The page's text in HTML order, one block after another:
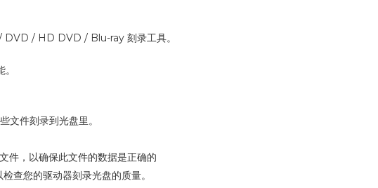
/ HD DVD / Blu-ray 刻录工具。
文件刻录到光盘里。
，以确保此文件的数据是正确的
查您的驱动器刻录光盘的质量。